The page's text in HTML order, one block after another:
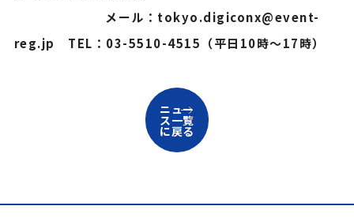
メール：tokyo.digiconx@event-
reg.jp TEL：03-5510-4515（平日10時～17時）
ニュー
ス一覧
に戻る